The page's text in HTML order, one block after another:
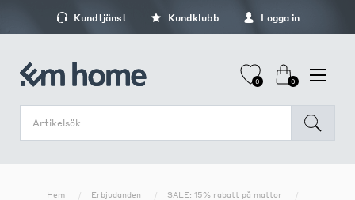
Kundtjänst Kundklubb Logga in
0 0
Hem Erbjudanden
SALE: 15% rabatt på mattor